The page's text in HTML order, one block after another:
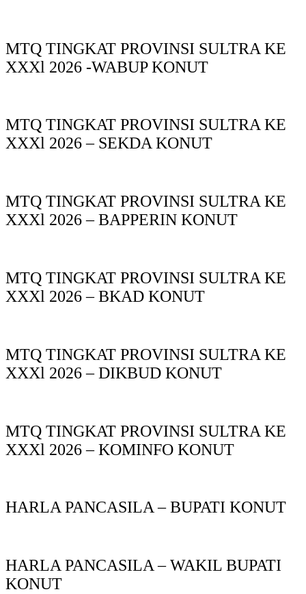
MTQ TINGKAT PROVINSI SULTRA KE
XXXl 2026 -WABUP KONUT
MTQ TINGKAT PROVINSI SULTRA KE
XXXl 2026 – SEKDA KONUT
MTQ TINGKAT PROVINSI SULTRA KE
XXXl 2026 – BAPPERIN KONUT
MTQ TINGKAT PROVINSI SULTRA KE
XXXl 2026 – BKAD KONUT
MTQ TINGKAT PROVINSI SULTRA KE
XXXl 2026 – DIKBUD KONUT
MTQ TINGKAT PROVINSI SULTRA KE
XXXl 2026 – KOMINFO KONUT
HARLA PANCASILA – BUPATI KONUT
HARLA PANCASILA – WAKIL BUPATI
KONUT